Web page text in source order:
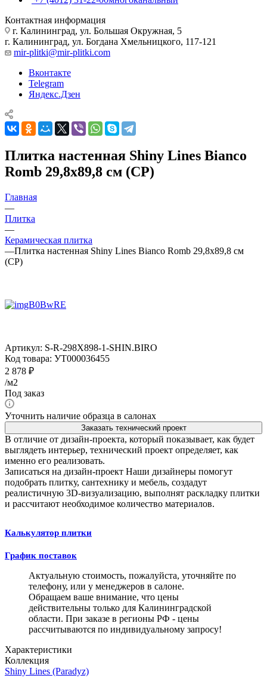
Контактная информация
г. Калининград, ул. Большая Окружная, 5
г. Калининград, ул. Богдана Хмельницкого, 117-121
mir-plitki@mir-plitki.com
Вконтакте
Telegram
Яндекс.Дзен
Плитка настенная Shiny Lines Bianco
Romb 29,8x89,8 см (CP)
Главная
—
Плитка
—
Керамическая плитка
—Плитка настенная Shiny Lines Bianco Romb 29,8x89,8 см
(CP)
Артикул: S-R-298X898-1-SHIN.BIRO
Код товара: УТ000036455
2 878 ₽
/м2
Под заказ
Уточнить наличие образца в салонах
Заказать технический проект
В отличие от дизайн-проекта, который показывает, как будет
выглядеть интерьер, технический проект определяет, как
именно его реализовать.
Записаться на дизайн-проект Наши дизайнеры помогут
подобрать плитку, сантехнику и мебель, создадут
реалистичную 3D-визуализацию, выполнят раскладку плитки
и рассчитают необходимое количество материалов.
Калькулятор плитки
График поставок
Актуальную стоимость, пожалуйста, уточняйте по
телефону, или у менеджеров в салоне.
Обращаем ваше внимание, что цены
действительны только для Калининградской
области. При заказе в регионы РФ - цены
рассчитываются по индивидуальному запросу!
Характеристики
Коллекция
Shiny Lines (Paradyz)